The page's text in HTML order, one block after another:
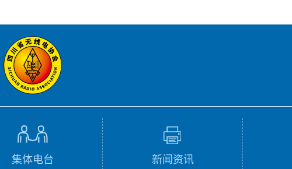
集体电台 新闻资讯